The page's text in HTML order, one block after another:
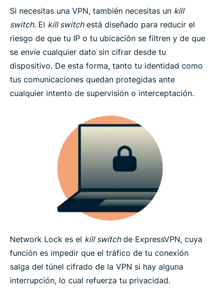
Si necesitas una VPN, también necesitas un kill
switch. El kill switchestá diseñado para reducir el
riesgo de que tu IP o tu ubicación se filtren y de que
se envíe cualquier dato sin cifrar desde tu
dispositivo. De esta forma, tanto tu identidad como
tus comunicaciones quedan protegidas ante
cualquier intento de supervisión o interceptación.
Network Lock es el kill switchde ExpressVPN, cuya
función es impedir que el tráfico de tu conexión
salga del túnel cifrado de la VPN si hay alguna
interrupción, lo cual refuerza tu privacidad.